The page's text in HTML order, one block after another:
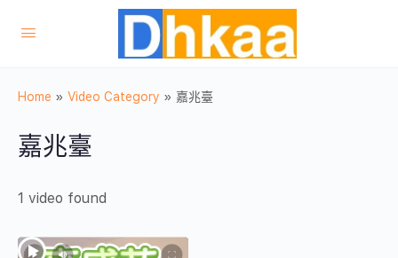
Home » Video Category » 嘉兆臺
嘉兆臺
1 video found